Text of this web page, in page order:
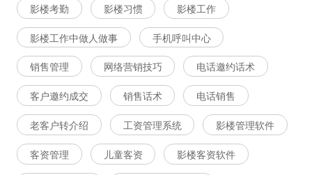
影楼考勤 影楼习惯 影楼工作
影楼工作中做人做事 手机呼叫中心
销售管理 网络营销技巧 电话邀约话术
客户邀约成交 销售话术 电话销售
老客户转介绍 工资管理系统 影楼管理软件
客资管理 儿童客资 影楼客资软件